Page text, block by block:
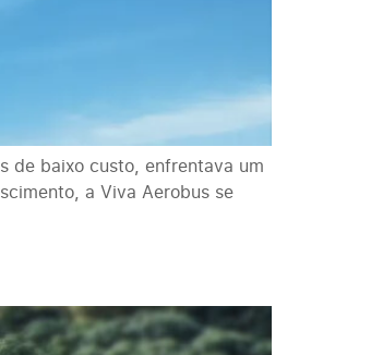
de baixo custo, enfrentava um
a Viva Aerobus se